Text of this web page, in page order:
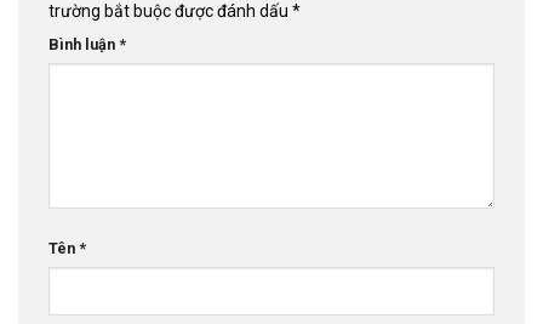
trường bắt buộc được đánh dấu *
Bình luận *
Tên *